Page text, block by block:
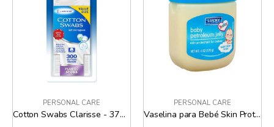
PERSONAL CARE
Cotton Swabs Clarisse - 375 Und
PERSONAL CARE
Vaselina para Bebé Skin Protectant Fresh Scent Lucky - 6 Oz